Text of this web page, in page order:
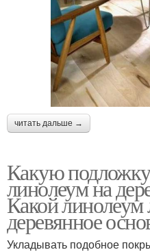
читать дальше →
Какую
линолеум на
Какой линолеум
деревянное
Укладывать подобное